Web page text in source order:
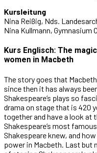
Kursleitung
Nina Reißig, Nds.
Nina Kullmann, Gymnasium
Kurs Englisch: The
women in Macbeth
The story goes that
since then it has always
Shakespeare’s plays so
drama on stage that is 420
together and have a look at
Shakespeare’s most
Shakespeare knew, and
power in Macbeth. Last but